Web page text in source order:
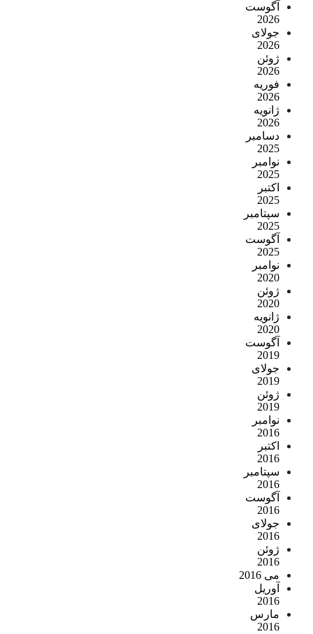
آگوست
2026
جولای
2026
ژوئن
2026
فوریه
2026
ژانویه
2026
دسامبر
2025
نوامبر
2025
اکتبر
2025
سپتامبر
2025
آگوست
2025
نوامبر
2020
ژوئن
2020
ژانویه
2020
آگوست
2019
جولای
2019
ژوئن
2019
نوامبر
2016
اکتبر
2016
سپتامبر
2016
آگوست
2016
جولای
2016
ژوئن
2016
می 2016
آوریل
2016
مارس
2016